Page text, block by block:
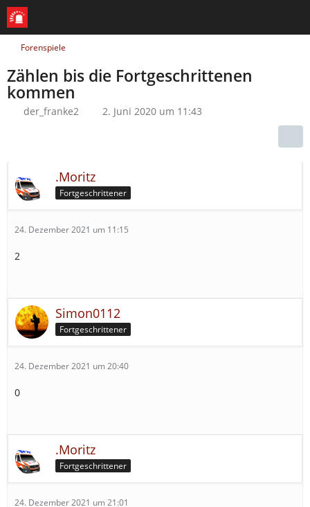
Forenspiele
Zählen bis die Fortgeschrittenen
kommen
der_franke2 2. Juni 2020 um 11:43
.Moritz
Fortgeschrittener
24. Dezember 2021 um 11:15
2
Simon0112
Fortgeschrittener
24. Dezember 2021 um 20:40
0
.Moritz
Fortgeschrittener
24. Dezember 2021 um 21:01